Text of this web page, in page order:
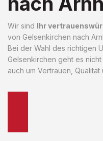
Wir sind Ihr
von Gelsenkirchen nach
Bei der Wahl des richtigen
Gelsenkirchen geht es
auch um Vertrauen,